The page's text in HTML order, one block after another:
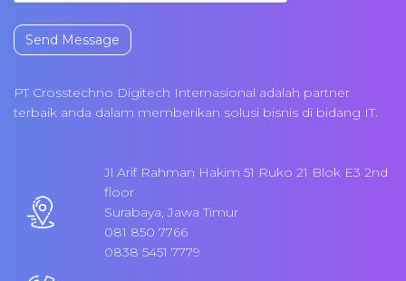
Send Message
PT Crosstechno Digitech Internasional adalah partner
terbaik anda dalam memberikan solusi bisnis di bidang IT.
Jl Arif Rahman Hakim 51 Ruko 21 Blok E3 2nd
floor
Surabaya, Jawa Timur
081 850 7766
0838 5451 7779